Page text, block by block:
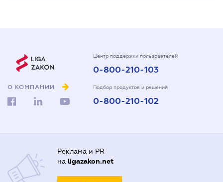
О КОМПАНИИ
Центр поддержки пользователей
0-800-210-103
Подбор продуктов и решений
0-800-210-102
Реклама и PR
на ligazakon.net